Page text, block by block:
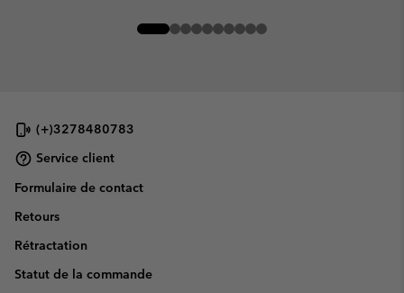
(+)3278480783
Service client
Formulaire de contact
Retours
Rétractation
Statut de la commande